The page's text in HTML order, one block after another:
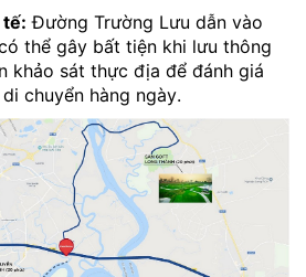
Đường Trường Lưu dẫn vào
thể gây bất tiện khi lưu thông
khảo sát thực địa để đánh giá
chuyển hàng ngày.